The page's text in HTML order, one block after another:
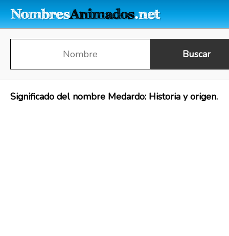
Significado del nombre Medardo: Historia y origen.